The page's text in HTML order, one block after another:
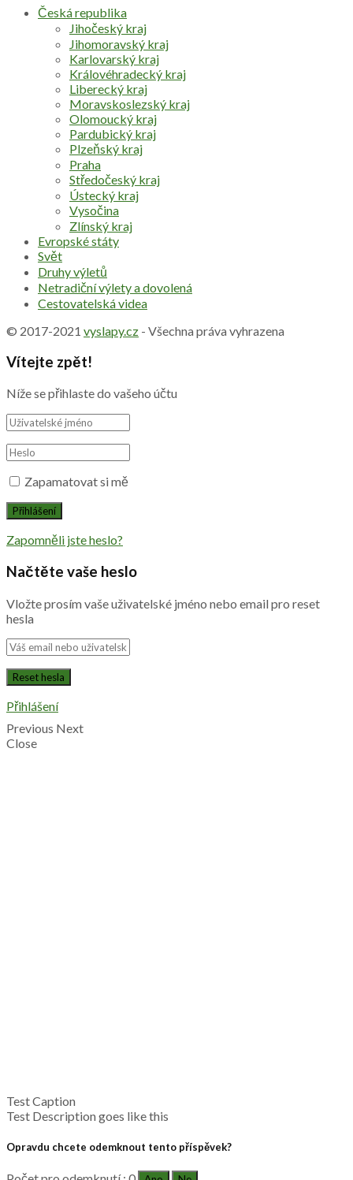
Česká republika
Jihočeský kraj
Jihomoravský kraj
Karlovarský kraj
Královéhradecký kraj
Liberecký kraj
Moravskoslezský kraj
Olomoucký kraj
Pardubický kraj
Plzeňský kraj
Praha
Středočeský kraj
Ústecký kraj
Vysočina
Zlínský kraj
Evropské státy
Svět
Druhy výletů
Netradiční výlety a dovolená
Cestovatelská videa
© 2017-2021 vyslapy.cz - Všechna práva vyhrazena
Vítejte zpět!
Níže se přihlaste do vašeho účtu
Zapamatovat si mě
Zapomněli jste heslo?
Načtěte vaše heslo
Vložte prosím vaše uživatelské jméno nebo email pro reset
hesla
Přihlášení
Previous Next
Close
Test Caption
Test Description goes like this
Opravdu chcete odemknout tento příspěvek?